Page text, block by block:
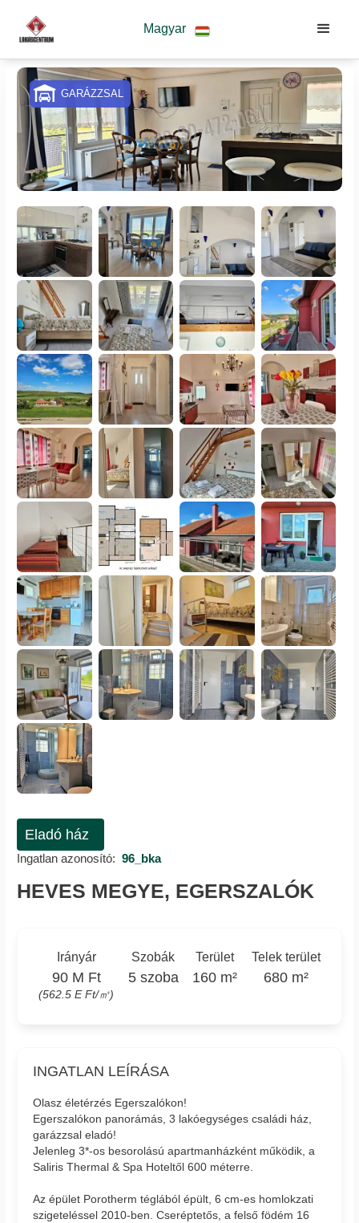
Magyar
GARÁZZSAL
Eladó ház
Ingatlan azonosító: 96_bka
HEVES MEGYE, EGERSZALÓK
Irányár
90 M Ft
(562.5 E Ft/㎡)
Szobák
5 szoba
Terület
160 m²
Telek terület
680 m²
INGATLAN LEÍRÁSA
Olasz életérzés Egerszalókon!
Egerszalókon panorámás, 3 lakóegységes családi ház,
garázzsal eladó!
Jelenleg 3*-os besorolású apartmanházként működik, a
Saliris Thermal & Spa Hoteltől 600 méterre.
Az épület Porotherm téglából épült, 6 cm-es homlokzati
szigeteléssel 2010-ben. Cseréptetős, a felső födém 16